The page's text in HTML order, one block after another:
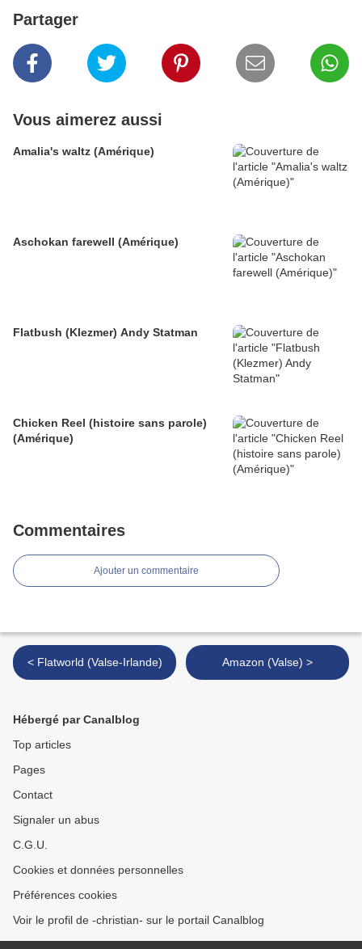
Partager
Vous aimerez aussi
Amalia's waltz (Amérique)
Aschokan farewell (Amérique)
Flatbush (Klezmer) Andy Statman
Chicken Reel (histoire sans parole)
(Amérique)
Commentaires
Ajouter un commentaire
< Flatworld (Valse-Irlande) Amazon (Valse) >
Hébergé par Canalblog
Top articles
Pages
Contact
Signaler un abus
C.G.U.
Cookies et données personnelles
Préférences cookies
Voir le profil de -christian- sur le portail Canalblog